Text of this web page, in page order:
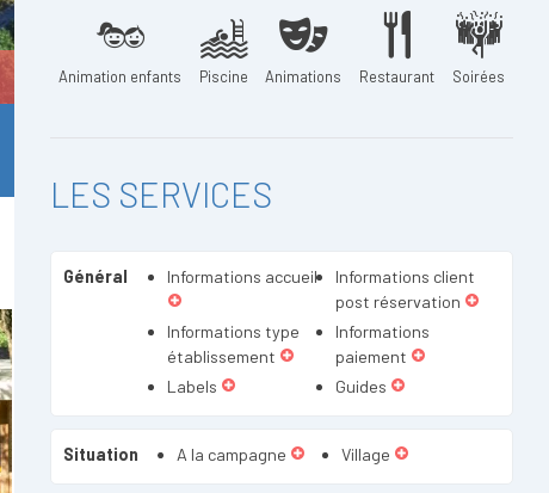
Animation enfants Piscine Animations Restaurant Soirées
LES SERVICES
Général Informations accueil
Informations client
post réservation
Informations type
établissement
Informations
paiement
Labels
Guides
Situation A la campagne Village